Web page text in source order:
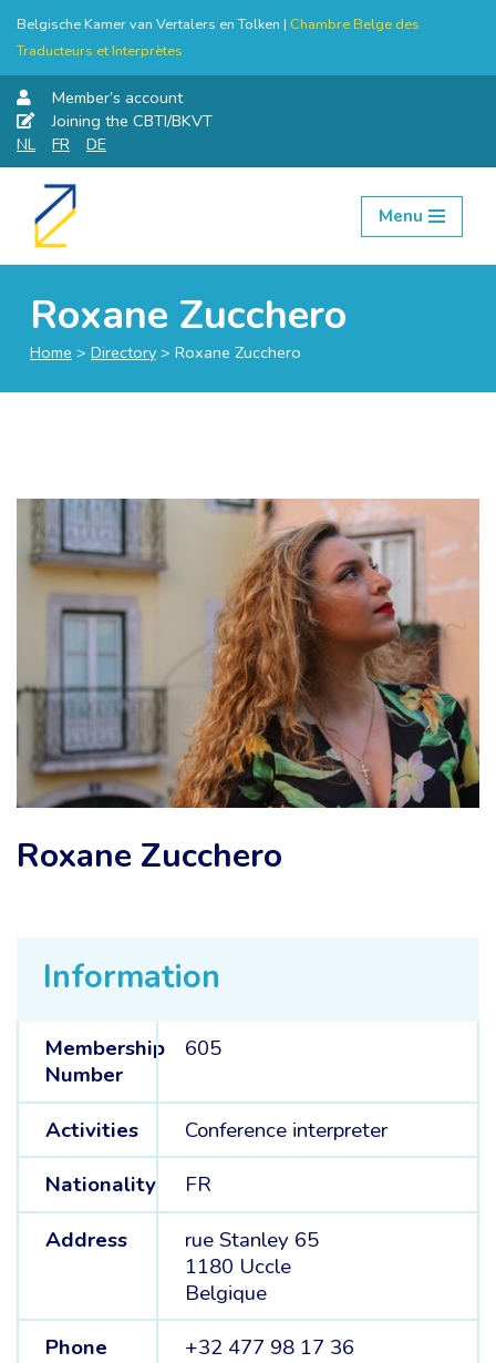
Belgische Kamer van Vertalers en Tolken | Chambre Belge des
Traducteurs et Interprètes
Member’s account
Joining the CBTI/BKVT
NL
FR DE
Skip
Menu
Roxane Zucchero
Home > Directory > Roxane Zucchero
Information
Membership
Number
605
Activities
Conference interpreter
Nationality
FR
Address
rue Stanley 65
1180 Uccle
Belgique
Phone
+32 477 98 17 36
Roxane Zucchero